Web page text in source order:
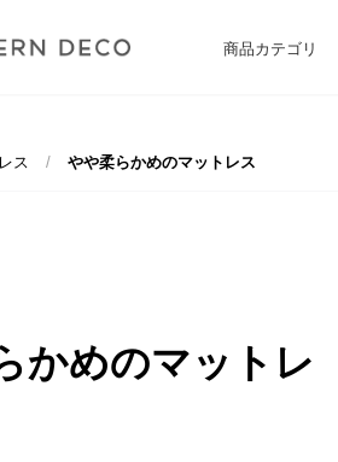
商品カテゴリ
ス やや柔らかめのマットレス
かめのマットレ